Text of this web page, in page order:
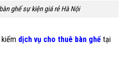
ghế sự kiện giá rẻ Hà Nội
kiếm dịch vụ cho thuê bàn ghếtại